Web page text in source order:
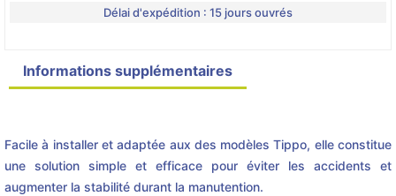
Délai d'expédition : 15 jours ouvrés
Informations supplémentaires
Facile à installer et adaptée aux des modèles Tippo, elle constitue
une solution simple et efficace pour éviter les accidents et
augmenter la stabilité durant la manutention.